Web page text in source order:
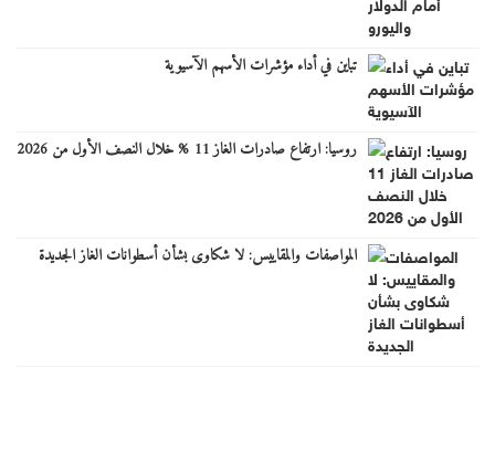
تباين في أداء مؤشرات الأسهم الآسيوية
روسيا: ارتفاع صادرات الغاز 11 % خلال النصف الأول من 2026
المواصفات والمقاييس: لا شكاوى بشأن أسطوانات الغاز الجديدة